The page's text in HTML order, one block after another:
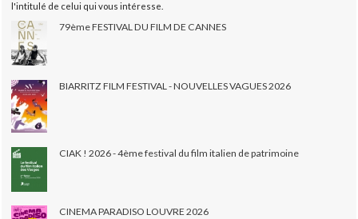
l'intitulé de celui qui vous intéresse.
79ème FESTIVAL DU FILM DE CANNES
BIARRITZ FILM FESTIVAL - NOUVELLES VAGUES 2026
CIAK ! 2026 - 4ème festival du film italien de patrimoine
CINEMA PARADISO LOUVRE 2026